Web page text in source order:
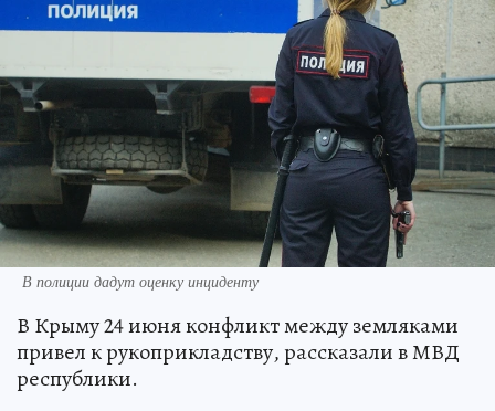
В полиции дадут оценку инциденту
В Крыму 24 июня конфликт между земляками
привел к рукоприкладству, рассказали в МВД
республики.